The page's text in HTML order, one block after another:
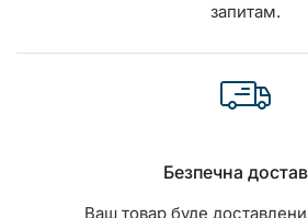
запитам.
Безпечна
Ваш товар буде